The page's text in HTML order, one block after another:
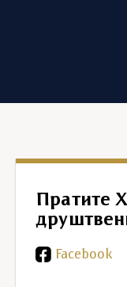
Пратите
Facebook